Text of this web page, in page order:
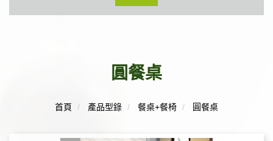
圓餐桌
首頁 產品型錄 餐桌+餐椅 圓餐桌